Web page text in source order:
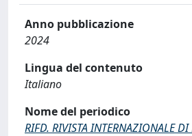
Anno pubblicazione
2024
Lingua del contenuto
Italiano
Nome del periodico
RIFD. RIVISTA INTERNAZIONALE